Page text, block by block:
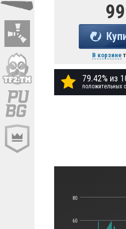
В корзине
79.42% из
положительных
60
80